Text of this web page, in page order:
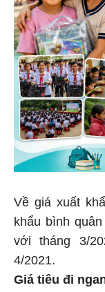
Về giá xuất
khẩu bình
với tháng 3/
4/2021.
Giá tiêu đi